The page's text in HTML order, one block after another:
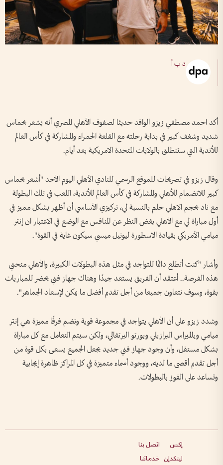
د ب أ
أكد احمد مصطفي زيزو الوافد حديثا لصفوف الأهلي المصري أنه يشعر بحماس
شديد وشغف كبير في بداية رحلته مع القلعة الحمراء والمشاركة في كأس العالم
للأندية التي ستنطلق بالولايات المتحدة الامريكية بعد أيام.
وقال زيزو في تصريحات للموقع الرسمي للنادي الأهلي اليوم الأحد "أشعر بحماس
كبير للانضمام للأهلي والمشاركة في كأس العالم للأندية، اللعب في تلك البطولة
مع ناد بحجم الاهلي حلم بالنسبة لي، تركيزي الأساسي أن أظهر بشكل مميز في
أول مباراة لي مع الأهلي بغض النظر عن المنافس مع الوضع في الاعتبار ان إنتر
ميامي الأمريكي بقيادة الاسطورة ليونيل ميسي سيكون غاية في القوة".
وأشار "كنت أتطلع دائمًا للتواجد في مثل هذه البطولات الكبيرة، والأهلي منحني
هذه الفرصة.. أعتقد أن الفريق يستعد جيدًا وهناك جهاز فني يحضر للمباريات
بقوة، وسوف نتعاون جميعا من أجل تقديم أفضل ما يمكن لإسعاد الجماهر".
وشدد زيزو على أن الأهلي يتواجد في مجموعة قوية وتضم فرقًا مميزة هي إنتر
ميامي وبالميراس البرازيلي وبورتو البرتغالي، ولكن سيتم التعامل مع كل مباراة
بشكل مستقل، وأن وجود جهاز فني جديد يجعل الجميع يسعى بكل قوة من
أجل تقديم أقصى ما لديه، ووجود أسماء متميزة في كل المراكز ظاهرة إيجابية
وتساعد على الفوز بالبطولات.
إكس
لينكدإن
اتصل بنا
خدماتنا